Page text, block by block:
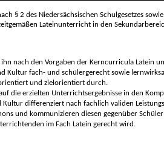
§ 2 des Niedersächsischen Schulgesetzes
Lateinunterricht in den
ihn nach den Vorgaben der Kerncurricula Latein
Kultur fach- und schülergerecht sowie
und zielorientiert durch.
erzielten Unterrichtsergebnisse in den
Kultur differenziertnach fachlich validen
und kommunizieren diesen gegenüber
im Fach Latein gerecht wird.